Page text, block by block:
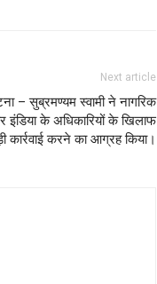
Next article
– सुब्रमण्यम स्वामी ने नागरिक
इंडिया के अधिकारियों के खिलाफ
कार्रवाई करने का आग्रह किया।